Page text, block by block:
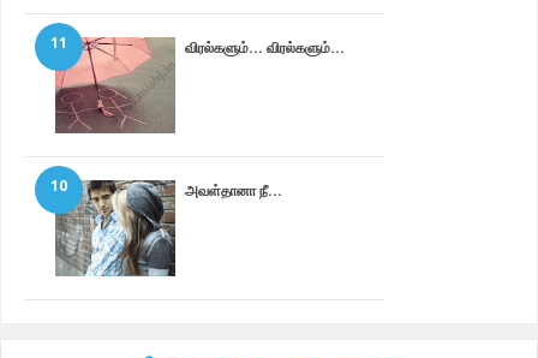
விரல்களும்... விரல்களும்...
11
அவள்தானா நீ...
10